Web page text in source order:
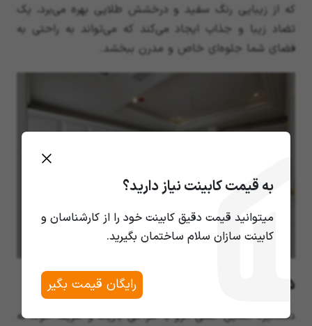
به قیمت کابینت نیاز دارید؟
میتوانید قیمت دقیق کابینت خود را از کارشناسان و
کابینت سازان سلام ساختمان بگیرید.
رایگان قیمت بگیر
که از زیبایی رنگ سفید و درخشش طلایی بهره می‌برد، یک
تضاد زیبا و جذاب ایجاد می‌کند که می‌تواند به راحتی به
فضای شما جلوه‌ای خاص و مدرن ببخشد.
5. دستگیره کابینت انزو با طرح خطی استیل
دستگیره استیل خطی انزو با طراحی باریک و ظریف خود، نه